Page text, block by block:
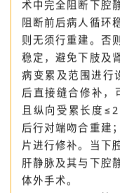
腹膜侧支循环（奇
可安全切除受累下
术中完全阻断下腔
阻断前后病人循环
则无须行重建。否
稳定，避免下肢及
病变累及范围进
后直接缝合修补，
且纵向受累长度
后行对端吻合重建
片进行修补。当下